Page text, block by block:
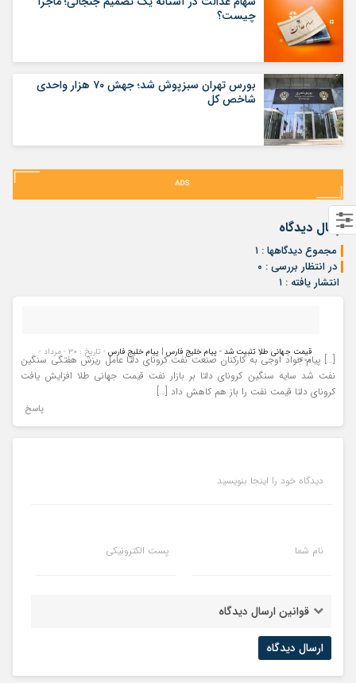
چیست؟
بورس تهران سبزپوش شد؛ جهش ۷۰ هزار واحدی
شاخص کل
ارسال دیدگاه
مجموع دیدگاهها : ۱
در انتظار بررسی : ۰
انتشار یافته : ۱
قیمت جهانی طلا تثبیت شد - پیام خلیج فارس | پیام خلیج فارس - تاریخ : ۳۰ - مرداد -
۱۴۰۰
[…] پیام جواد اوجی به کارکنان صنعت نفت کرونای دلتا عامل ریزش هفتگی سنگین
نفت شد سایه سنگین کرونای دلتا بر بازار نفت قیمت جهانی طلا افزایش یافت
کرونای دلتا قیمت نفت را باز هم کاهش داد […]
پاسخ
دیدگاه خود را اینجا بنویسید
نام شما پست الکترونیکی
قوانین ارسال دیدگاه